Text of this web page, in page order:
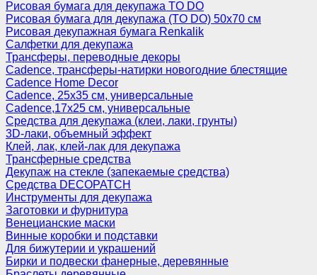
Рисовая бумага для декупажа TO DO
Рисовая бумага для декупажа (TO DO) 50х70 см
Рисовая декупажная бумага Renkalik
Салфетки для декупажа
Трансферы, переводные декоры
Cadence, трансферы-натирки новогодние блестящие
Cadence Home Decor
Cadence, 25х35 см, универсальные
Cadence,17х25 см, универсальные
Средства для декупажа (клеи, лаки, грунты)
3D-лаки, объемный эффект
Клей, лак, клей-лак для декупажа
Трансферные средства
Декупаж на стекле (запекаемые средства)
Средства DECOPATCH
Инструменты для декупажа
Заготовки и фурнитура
Венецианские маски
Винные коробки и подставки
Для бижутерии и украшений
Бирки и подвески фанерные, деревянные